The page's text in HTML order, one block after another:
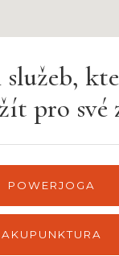
služeb,
pro své
POWERJOGA
AKUPUNKTURA